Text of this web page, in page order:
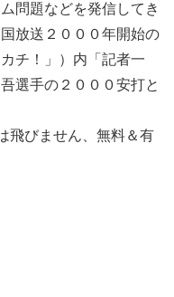
問題などを発信してき
放送２０００年開始の
チ！」）内「記者一
選手の２０００安打と
飛びません、無料＆有